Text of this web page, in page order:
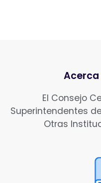
Acerca
El Consejo
Superintendentes
Otras